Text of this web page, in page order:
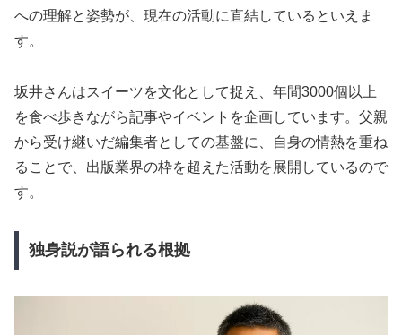
への理解と姿勢が、現在の活動に直結しているといえま
す。
坂井さんはスイーツを文化として捉え、年間3000個以上
を食べ歩きながら記事やイベントを企画しています。父親
から受け継いだ編集者としての基盤に、自身の情熱を重ね
ることで、出版業界の枠を超えた活動を展開しているので
す。
独身説が語られる根拠